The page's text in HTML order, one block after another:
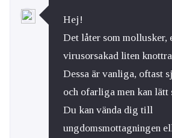
Hej!
Det låter som mollusker,
virusorsakad liten
Dessa är vanliga, oftast
och ofarliga men kan lätt
Du kan vända dig till
ungdomsmottagningen